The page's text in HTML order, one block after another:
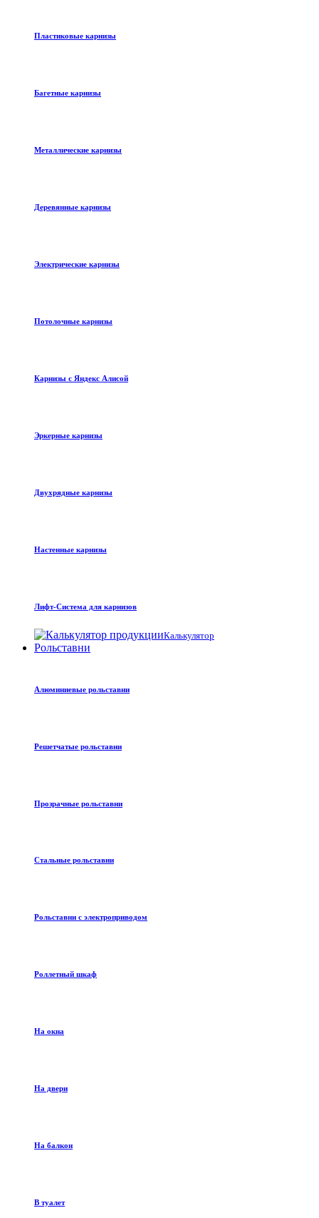
Пластиковые карнизы
Багетные карнизы
Металлические карнизы
Деревянные карнизы
Электрические карнизы
Потолочные карнизы
Карнизы с Яндекс Алисой
Эркерные карнизы
Двухрядные карнизы
Настенные карнизы
Лифт-Система для карнизов
Калькулятор
Рольставни
Алюминиевые рольставни
Решетчатые рольставни
Прозрачные рольставни
Стальные рольставни
Рольставни с электроприводом
Роллетный шкаф
На окна
На двери
На балкон
В туалет